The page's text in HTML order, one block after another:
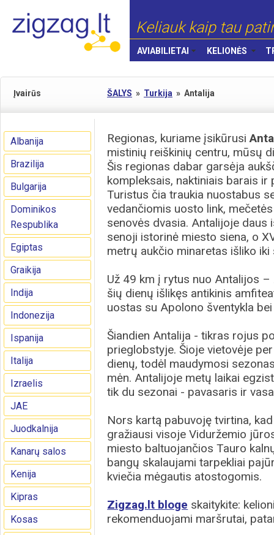
Keliauk kaip tau
AVIABILIETAI KELIONĖS
Įvairūs ŠALYS » Turkija » Antalija
Albanija
Brazilija
Bulgarija
Dominikos
Respublika
Egiptas
Graikija
Indija
Indonezija
Ispanija
Italija
Izraelis
JAE
Juodkalnija
Kanarų salos
Kenija
Kipras
Kosas
Regionas, kuriame įsikūrusi
mistinių reiškinių centru, mūsų
Šis regionas dabar garsėja
kompleksais, naktiniais barais
Turistus čia traukia nuostabus
vedančiomis uosto link,
senovės dvasia. Antalijoje daus
senoji istorinė miesto siena, o
metrų aukčio minaretas išliko iki
Už 49 km į rytus nuo Antalijos
šių dienų išlikęs antikinis
uostas su Apolono šventykla
Šiandien Antalija - tikras rojus
prieglobstyje. Šioje vietovėje
dienų, todėl maudymosi
mėn. Antalijoje metų laikai
tik du sezonai - pavasaris ir
Nors kartą pabuvoję tvirtina,
gražiausi visoje Viduržemio
miesto baltuojančios Tauro
bangų skalaujami tarpekliai
kviečia mėgautis atostogomis.
Zigzag.lt bloge skaitykite:
rekomenduojami maršrutai,